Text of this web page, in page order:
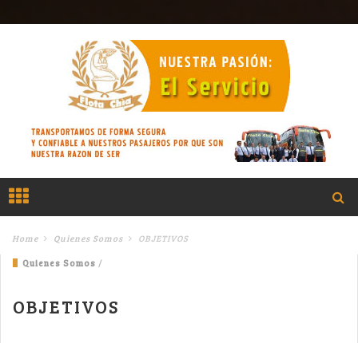
Home Quienes Somos OBJETIVOS
Quienes Somos /
OBJETIVOS